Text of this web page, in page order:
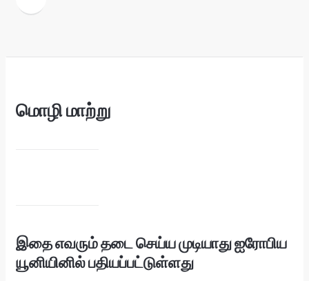
மொழி மாற்று
இதை எவரும் தடை செய்ய முடியாது ஐரோபிய
யூனியினில் பதியப்பட்டுள்ளது